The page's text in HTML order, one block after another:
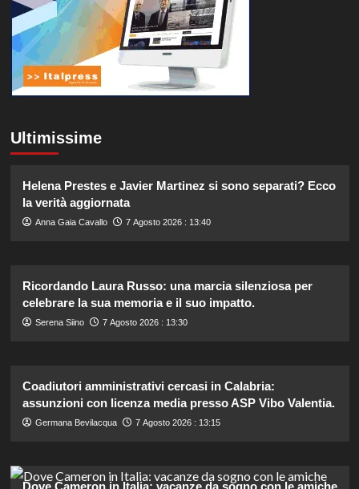
Ultimissime
Helena Prestes e Javier Martinez si sono separati? Ecco
la verità aggiornata
Anna Gaia Cavallo 7 Agosto 2026 : 13:40
Ricordando Laura Russo: una marcia silenziosa per
celebrare la sua memoria e il suo impatto.
Serena Siino 7 Agosto 2026 : 13:30
Coadiutori amministrativi cercasi in Calabria:
assunzioni con licenza media presso ASP Vibo Valentia.
Germana Bevilacqua 7 Agosto 2026 : 13:15
Dove Cameron in Italia: vacanze da sogno con le amiche